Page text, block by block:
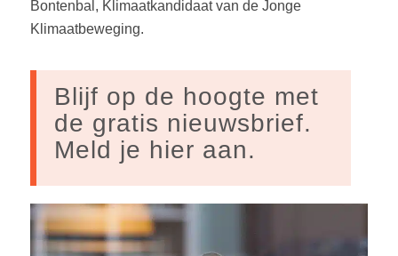
Bontenbal, Klimaatkandidaat van de Jonge
Klimaatbeweging.
Blijf op de hoogte met
de gratis nieuwsbrief.
Meld je hier aan.